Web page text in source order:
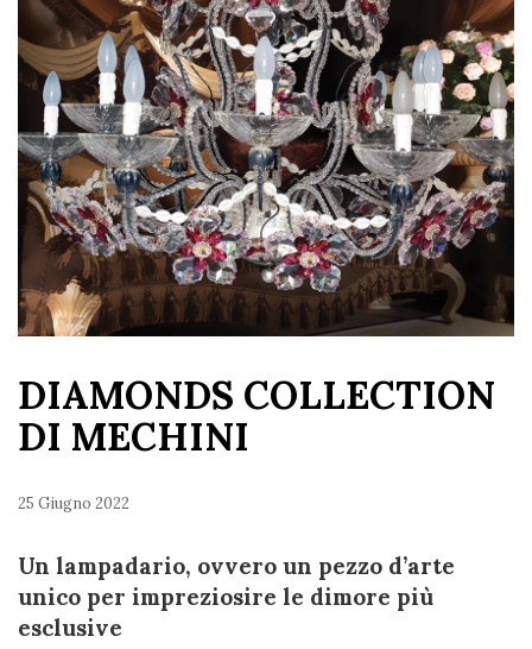
DIAMONDS COLLECTION
DI MECHINI
25 Giugno 2022
Un lampadario, ovvero un pezzo d’arte
unico per impreziosire le dimore più
esclusive